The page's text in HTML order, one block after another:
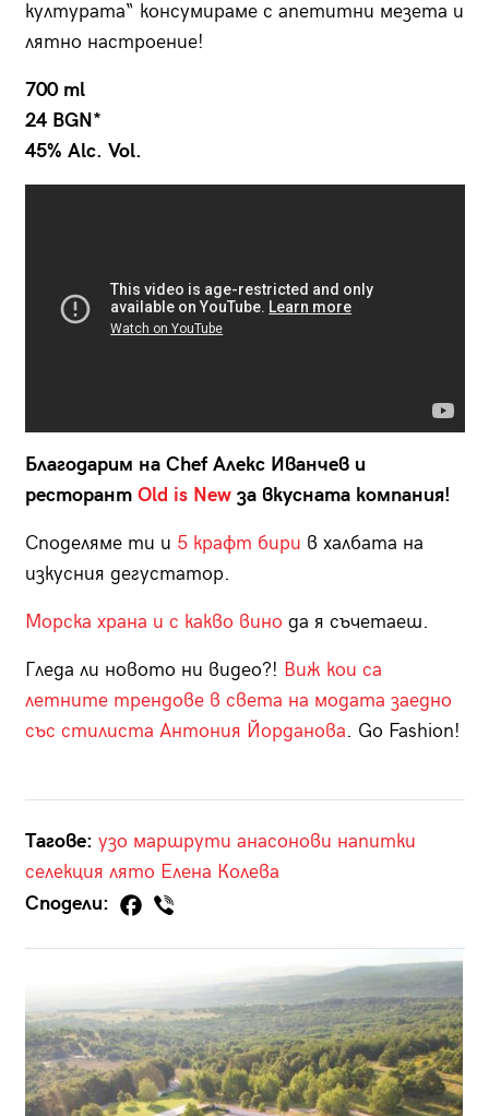
културата“ консумираме с апетитни мезета и
лятно настроение!
700 ml
24 BGN*
45% Alc. Vol.
Благодарим на Chef Алекс Иванчев и
ресторант Old is Newза вкусната компания!
Споделяме ти и 5 крафт бири в халбата на
изкусния дегустатор.
Морска храна и с какво вино да я съчетаеш.
Гледа ли новото ни видео?! Виж кои са
летните трендове в света на модата заедно
със стилиста Антония Йорданова. Go Fashion!
Тагове: узо маршрути анасонови напитки
селекция лято Елена Колева
Сподели: